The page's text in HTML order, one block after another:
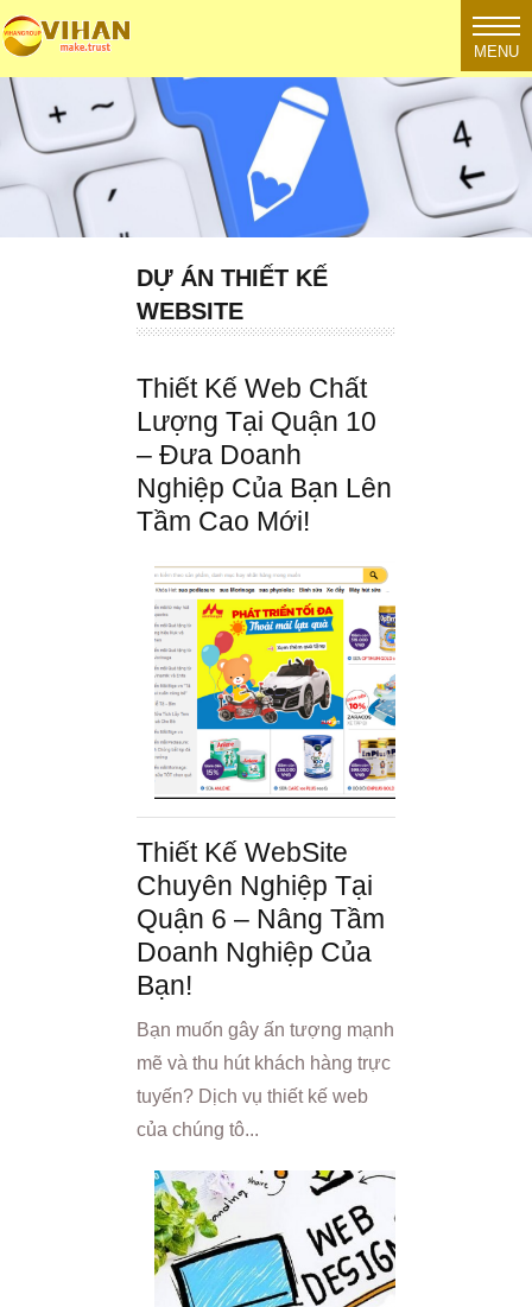
MENU
DỰ ÁN THIẾT KẾ
WEBSITE
Thiết Kế Web Chất
Lượng Tại Quận 10
– Đưa Doanh
Nghiệp Của Bạn Lên
Tầm Cao Mới!
Thiết Kế WebSite
Chuyên Nghiệp Tại
Quận 6 – Nâng Tầm
Doanh Nghiệp Của
Bạn!
Bạn muốn gây ấn tượng mạnh
mẽ và thu hút khách hàng trực
tuyến? Dịch vụ thiết kế web
của chúng tô...